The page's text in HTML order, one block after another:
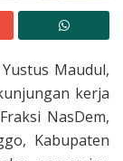
Maudul,
kerja
NasDem,
Kabupaten